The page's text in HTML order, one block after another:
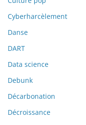
Cyberharcèlement
Danse
DART
Data science
Debunk
Décarbonation
Décroissance